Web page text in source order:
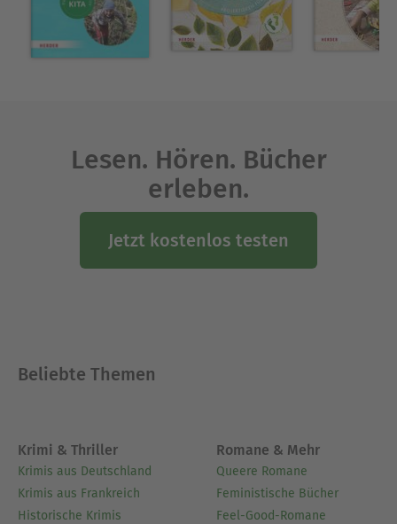
Lesen. Hören. Bücher
erleben.
Jetzt kostenlos testen
Beliebte Themen
Krimi & Thriller
Krimis aus Deutschland
Krimis aus Frankreich
Historische Krimis
Romane & Mehr
Queere Romane
Feministische Bücher
Feel-Good-Romane